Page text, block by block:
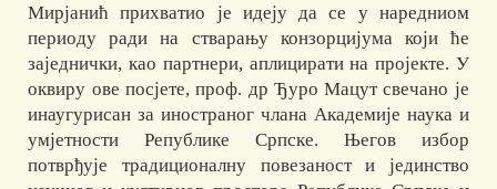
Мирјанић прихватио је идеју да се у наредниом
периоду ради на стварању конзорцијума који ће
заједнички, као партнери, аплицирати на пројекте. У
оквиру ове посјете, проф. др Ђуро Мацут свечано је
инаугурисан за иностраног члана Академије наука и
умјетности Републике Српске. Његов избор
потврђује традиционалну повезаност и јединство